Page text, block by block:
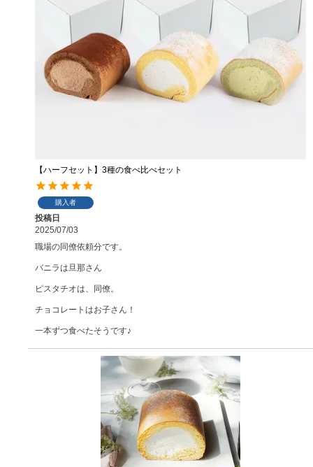
【ハーフセット】3種の食べ比べセット
購入者
投稿日
2025/07/03
職場の同僚依頼分です。
バニラは旦那さん
ピスタチオは、同僚。
チョコレートはお子さん！
一本ずつ食べたそうです♪